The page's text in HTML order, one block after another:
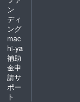
ン
ディ
ング
mac
hi-ya
補助
金申
請サ
ポー
ト